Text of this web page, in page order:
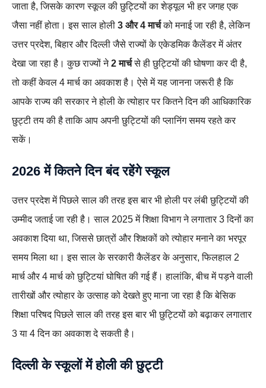
जाता है, जिसके कारण स्कूल की छुट्टियों का शेड्यूल भी हर जगह एक
जैसा नहीं होता। इस साल होली 3 और 4 मार्चको मनाई जा रही है, लेकिन
उत्तर प्रदेश, बिहार और दिल्ली जैसे राज्यों के एकेडमिक कैलेंडर में अंतर
देखा जा रहा है। कुछ राज्यों ने2 मार्चसे ही छुट्टियों की घोषणा कर दी है,
तो कहीं केवल 4 मार्च का अवकाश है। ऐसे में यह जानना जरूरी है कि
आपके राज्य की सरकार ने होली के त्योहार पर कितने दिन की आधिकारिक
छुट्टी तय की है ताकि आप अपनी छुट्टियों की प्लानिंग समय रहते कर
सकें।
2026 में कितने दिन बंद रहेंगे स्कूल
उत्तर प्रदेश में पिछले साल की तरह इस बार भी होली पर लंबी छुट्टियों की
उम्मीद जताई जा रही है। साल 2025 में शिक्षा विभाग ने लगातार 3 दिनों का
अवकाश दिया था, जिससे छात्रों और शिक्षकों को त्योहार मनाने का भरपूर
समय मिला था। इस साल के सरकारी कैलेंडर के अनुसार, फिलहाल 2
मार्च और 4 मार्च को छुट्टियां घोषित की गई हैं। हालांकि, बीच में पड़ने वाली
तारीखों और त्योहार के उत्साह को देखते हुए माना जा रहा है कि बेसिक
शिक्षा परिषद पिछले साल की तरह इस बार भी छुट्टियों को बढ़ाकर लगातार
3 या 4 दिन का अवकाश दे सकती है।
दिल्ली के स्कूलों में होली की छुट्टी